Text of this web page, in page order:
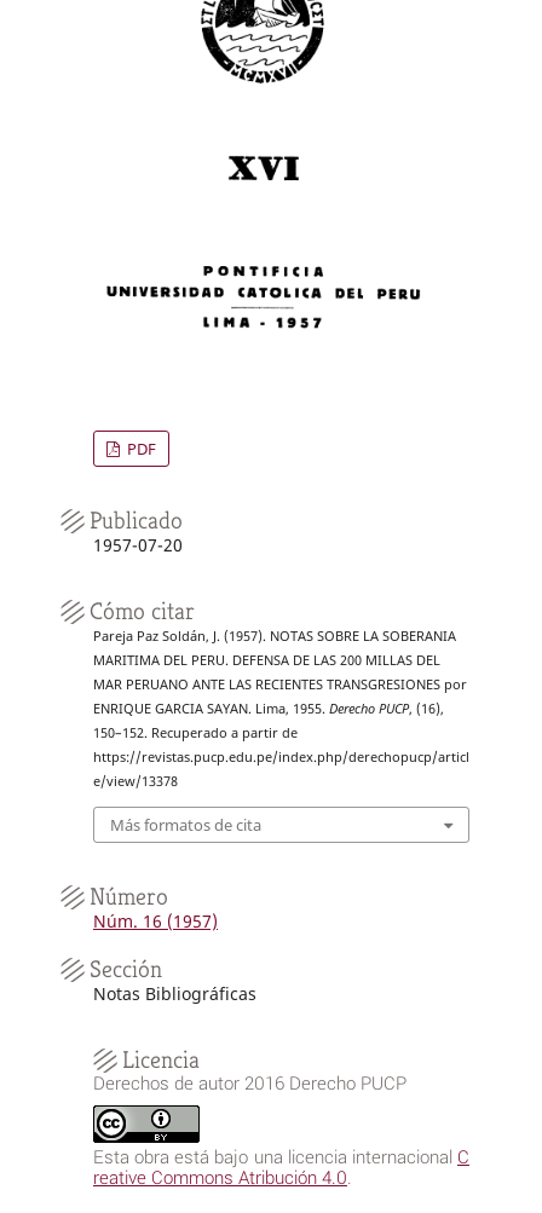
PDF
Publicado
1957-07-20
Cómo citar
Pareja Paz Soldán, J. (1957). NOTAS SOBRE LA SOBERANIA
MARITIMA DEL PERU. DEFENSA DE LAS 200 MILLAS DEL
MAR PERUANO ANTE LAS RECIENTES TRANSGRESIONES por
ENRIQUE GARCIA SAYAN. Lima, 1955. Derecho PUCP, (16),
150–152. Recuperado a partir de
https://revistas.pucp.edu.pe/index.php/derechopucp/articl
e/view/13378
Más formatos de cita
Número
Núm. 16 (1957)
Sección
Notas Bibliográficas
Licencia
Derechos de autor 2016 Derecho PUCP
Esta obra está bajo una licencia internacional C
reative Commons Atribución 4.0